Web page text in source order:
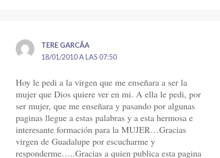
TERE GARCÃ­A
18/01/2010 A LAS 07:50
Hoy le pedi a la virgen que me enseñara a ser la
mujer que Dios quiere ver en mi. A ella le pedi, por
ser mujer, que me enseñara y pasando por algunas
paginas llegue a estas palabras y a esta hermosa e
interesante formación para la MUJER…Gracias
virgen de Guadalupe por escucharme y
responderme…..Gracias a quien publica esta pagina